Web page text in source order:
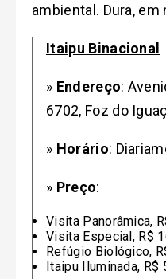
ambiental. Dura,
Itaipu Binacional
» Endereço:
6702, Foz do
» Horário:
» Preço:
Visita Panorâmica,
Visita Especial, R$
Refúgio Biológico,
Itaipu Iluminada, R$